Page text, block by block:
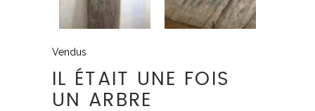
Vendus
IL ÉTAIT UNE FOIS
UN ARBRE